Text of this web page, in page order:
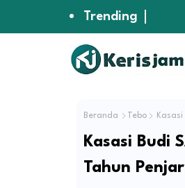
Trending
Beranda Tebo
Kasasi Budi
Tahun